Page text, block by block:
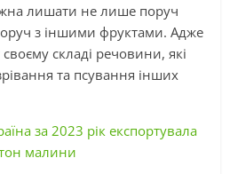
лишати не лише поруч
з іншими фруктами. Адже
складі речовини, які
та псування інших
за 2023 рік експортувала
тон малини